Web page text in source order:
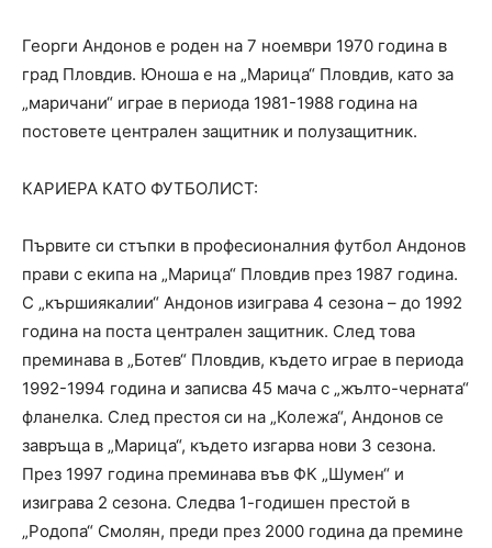
Георги Андонов е роден на 7 ноември 1970 година в
град Пловдив. Юноша е на „Марица“ Пловдив, като за
„маричани“ играе в периода 1981-1988 година на
постовете централен защитник и полузащитник.
КАРИЕРА КАТО ФУТБОЛИСТ:
Първите си стъпки в професионалния футбол Андонов
прави с екипа на „Марица“ Пловдив през 1987 година.
С „кършиякалии“ Андонов изиграва 4 сезона – до 1992
година на поста централен защитник. След това
преминава в „Ботев“ Пловдив, където играе в периода
1992-1994 година и записва 45 мача с „жълто-черната“
фланелка. След престоя си на „Колежа“, Андонов се
завръща в „Марица“, където изгарва нови 3 сезона.
През 1997 година преминава във ФК „Шумен“ и
изиграва 2 сезона. Следва 1-годишен престой в
„Родопа“ Смолян, преди през 2000 година да премине